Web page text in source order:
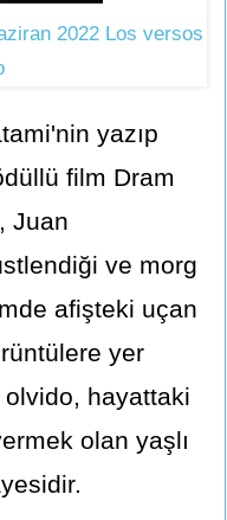
2022 Los versos
yazıp
film Dram
Juan
ve morg
afişteki uçan
yer
hayattaki
olan yaşlı